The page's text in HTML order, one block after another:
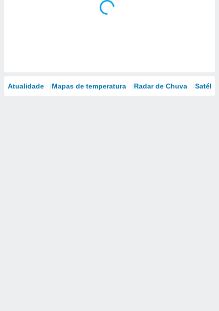
Atualidade Mapas de temperatura Radar de Chuva